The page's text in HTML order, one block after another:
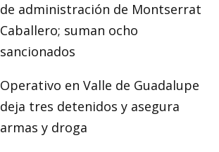
de administración de Montserrat
Caballero; suman ocho
sancionados
Operativo en Valle de Guadalupe
deja tres detenidos y asegura
armas y droga